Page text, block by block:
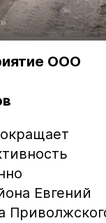
ООО
Евгений